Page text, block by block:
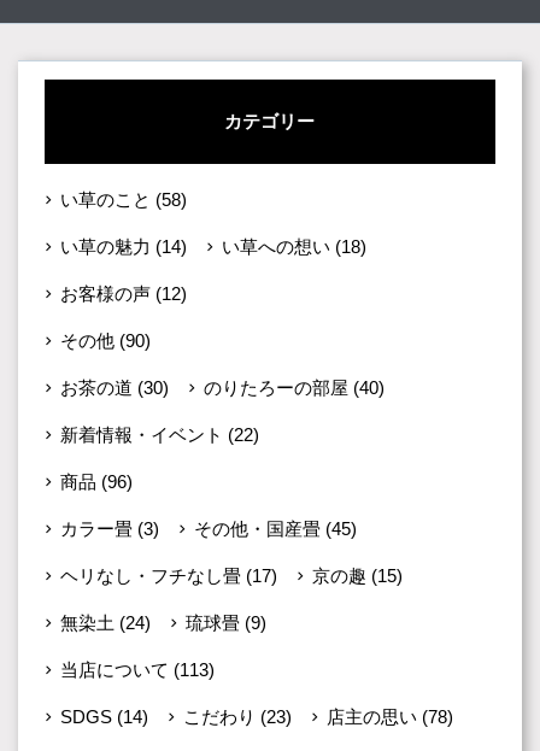
カテゴリー
い草のこと (58)
い草の魅力 (14) い草への想い (18)
お客様の声 (12)
その他 (90)
お茶の道 (30) のりたろーの部屋 (40)
新着情報・イベント (22)
商品 (96)
カラー畳 (3) その他・国産畳 (45)
ヘリなし・フチなし畳 (17) 京の趣 (15)
無染土 (24) 琉球畳 (9)
当店について (113)
SDGS (14) こだわり (23) 店主の思い (78)